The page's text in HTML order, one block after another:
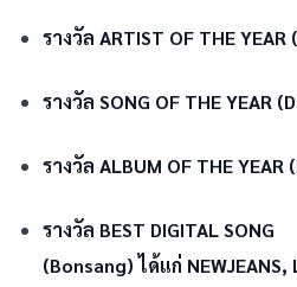
รางวัล ARTIST OF THE
รางวัล SONG OF THE YEAR
รางวัล ALBUM OF THE
รางวัล BEST DIGITAL SONG
(Bonsang) ได้แก่ NEWJEANS,